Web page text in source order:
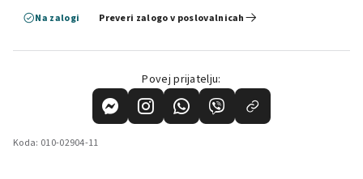
Na zalogi
Preveri zalogo v poslovalnicah
Povej prijatelju:
Koda: 010-02904-11